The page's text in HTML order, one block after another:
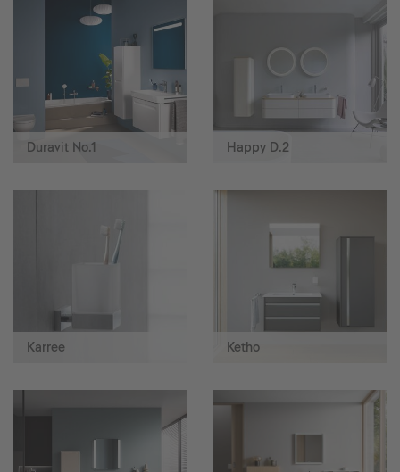
Duravit No.1 Happy D.2
Karree Ketho